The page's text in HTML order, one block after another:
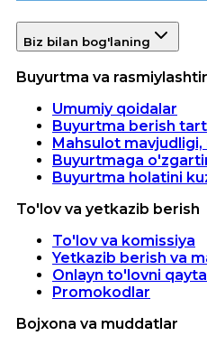
Biz bilan bog'laning
Buyurtma va
Umumiy qoidalar
Buyurtma berish
Mahsulot
Buyurtmaga
Buyurtma holatini
To'lov va yetkazib berish
To'lov va komissiya
Yetkazib berish va
Onlayn to'lovni
Promokodlar
Bojxona va muddatlar